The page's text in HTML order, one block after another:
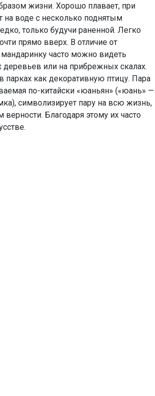
жизни. Хорошо плавает, при
на воде с несколько поднятым
только будучи раненной. Легко
прямо вверх. В отличие от
часто можно видеть
деревьев или на прибрежных скалах.
парках как декоративную птицу. Пара
по-китайски «юаньян» («юань» —
символизирует пару на всю жизнь,
верности. Благодаря этому их часто